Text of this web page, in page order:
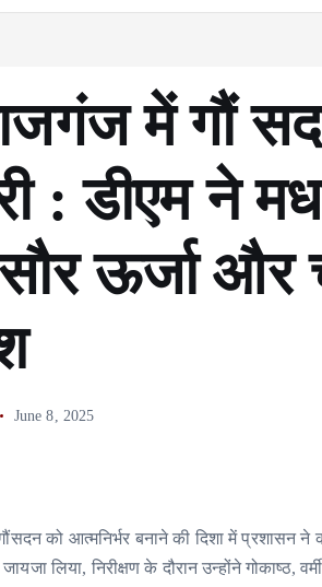
में गौं
: डीएम ने
ऊर्जा और
June 8, 2025
को आत्मनिर्भर बनाने की दिशा में प्रशासन ने
जायजा लिया, निरीक्षण के दौरान उन्होंने गोकाष्ठ,